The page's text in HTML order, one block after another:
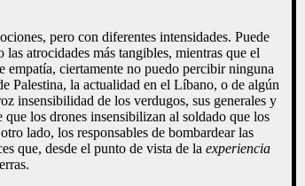
pero con diferentes intensidades. Puede
atrocidades más tangibles, mientras que el
ciertamente no puedo percibir ninguna
Palestina, la actualidad en el Líbano, o de algún
insensibilidad de los verdugos, sus generales y
los drones insensibilizan al soldado que los
lado, los responsables de bombardear las
que, desde el punto de vista de laexperiencia